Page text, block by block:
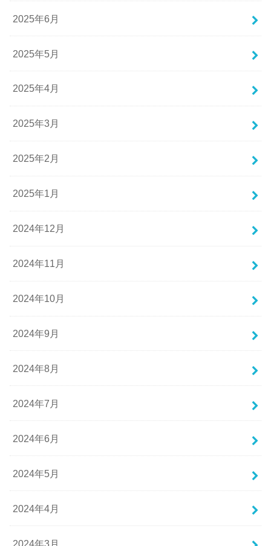
2025年6月
2025年5月
2025年4月
2025年3月
2025年2月
2025年1月
2024年12月
2024年11月
2024年10月
2024年9月
2024年8月
2024年7月
2024年6月
2024年5月
2024年4月
2024年3月